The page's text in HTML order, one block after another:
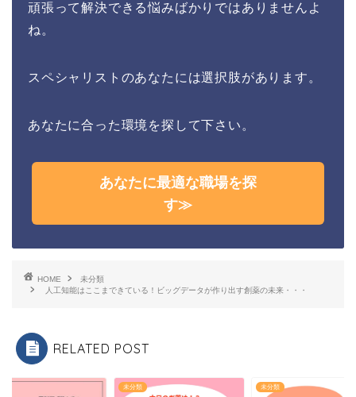
頑張って解決できる悩みばかりではありませんよ
ね。
スペシャリストのあなたには選択肢があります。
あなたに合った環境を探して下さい。
あなたに最適な職場を探
す≫
HOME
未分類
人工知能はここまできている！ビッグデータが作り出す創薬の未来・・・
RELATED POST
未分類 未分類